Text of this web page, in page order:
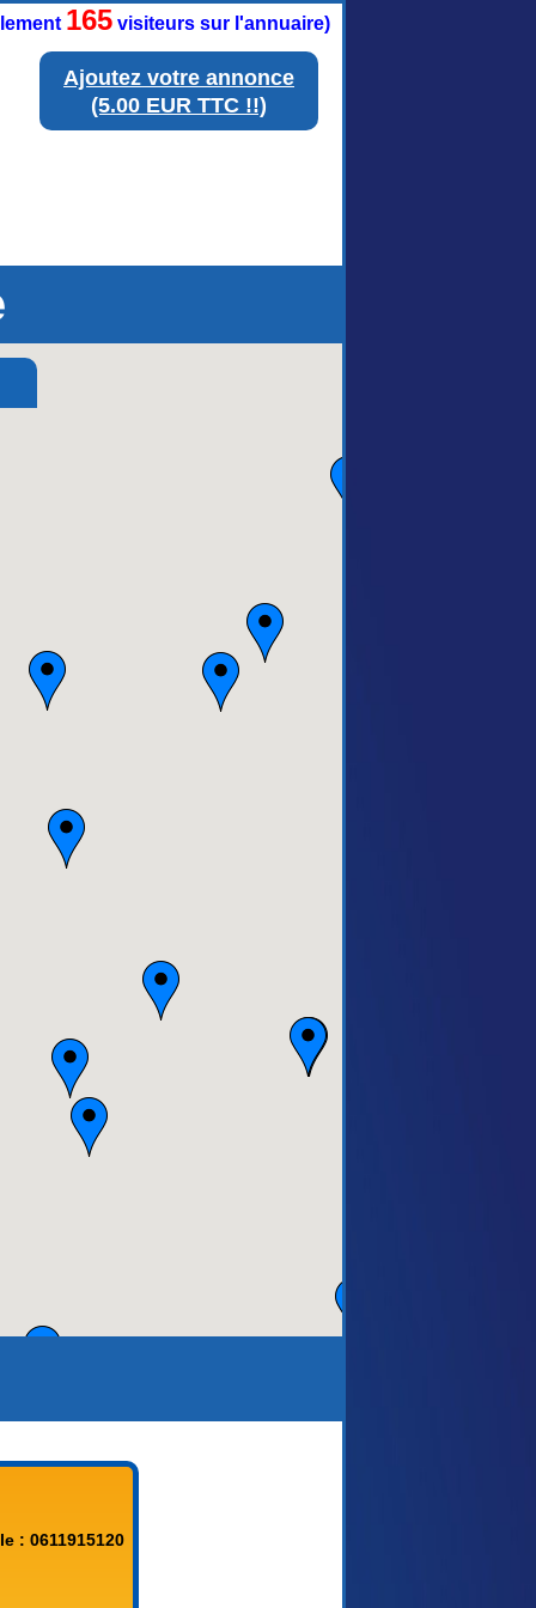
Ajoutez votre annonce
(5.00 EUR TTC !!)
165 visiteurs sur l'annuaire)
: 0611915120